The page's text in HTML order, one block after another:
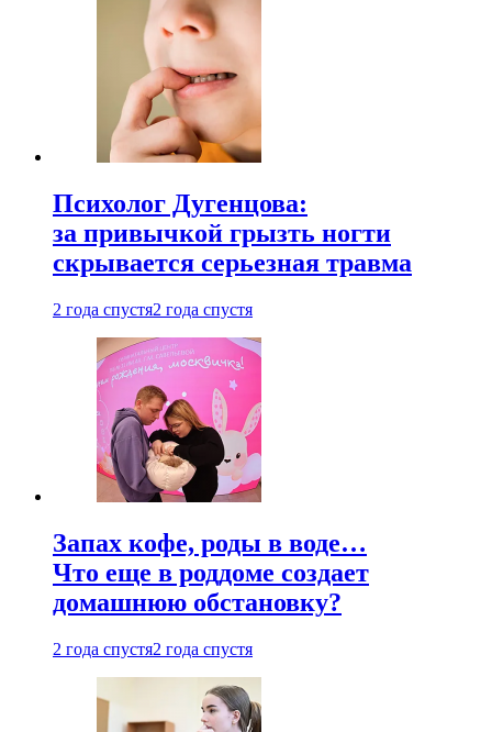
Психолог Дугенцова:
за привычкой грызть ногти
скрывается серьезная травма
2 года спустя2 года спустя
Запах кофе, роды в воде…
Что еще в роддоме создает
домашнюю обстановку?
2 года спустя2 года спустя